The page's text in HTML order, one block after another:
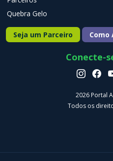
Quebra Gelo
Seja um Parceiro Como
Conecte-
2026 Portal
Todos os